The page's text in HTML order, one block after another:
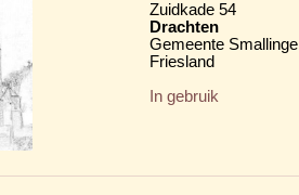
Zuidkade 54
Drachten
Gemeente
Friesland
In gebruik